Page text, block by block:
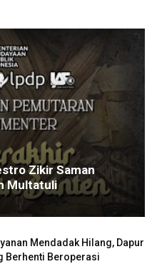
Zikir Saman
Multatuli
Mendadak Hilang, Dapur
Berhenti Beroperasi